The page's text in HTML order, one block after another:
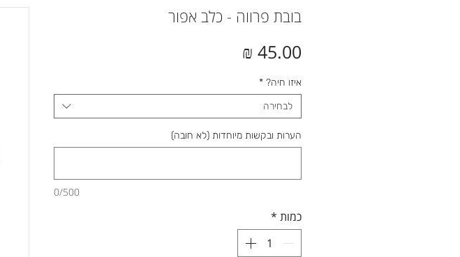
בובת פרווה - כלב אפור
איזו חיה? *
לבחירה
הערות ובקשות מיוחדות (לא חובה)
0/500
כמות *